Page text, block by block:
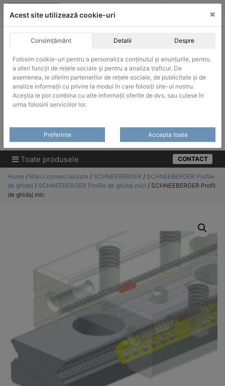
Skip
ACHIZITII PUBLICE
Produsele pot fi achizitionate si in sistemul SEAP / SICAP
Products
Toate produsele CONTACT
Home / Marci comercializate / SCHNEEBERGER / SCHNEEBERGER Profile
de ghidaj / SCHNEEBERGER Profile de ghidaj mici / SCHNEEBERGER Profil
de ghidaj mic
Acest site utilizează cookie-uri ×
Consimțământ Detalii Despre
Folosim cookie-uri pentru a personaliza conținutul și anunțurile, pentru
a oferi funcții de rețele sociale și pentru a analiza traficul. De
asemenea, le oferim partenerilor de rețele sociale, de publicitate și de
analize informații cu privire la modul în care folosiți site-ul nostru.
Aceștia le pot combina cu alte informații oferite de dvs. sau culese în
urma folosirii serviciilor lor.
Preferinte Accepta toate